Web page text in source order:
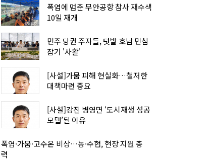
폭염에 멈춘 무안공항 참사 재수색
10일 재개
민주 당권 주자들, 텃밭 호남 민심
잡기 '사활'
[사설]가뭄 피해 현실화…철저한
대책마련 중요
[사설]강진 병영면 ‘도시재생 성공
모델’된 이유
폭염·가뭄·고수온 비상…농·수협, 현장 지원 총
력